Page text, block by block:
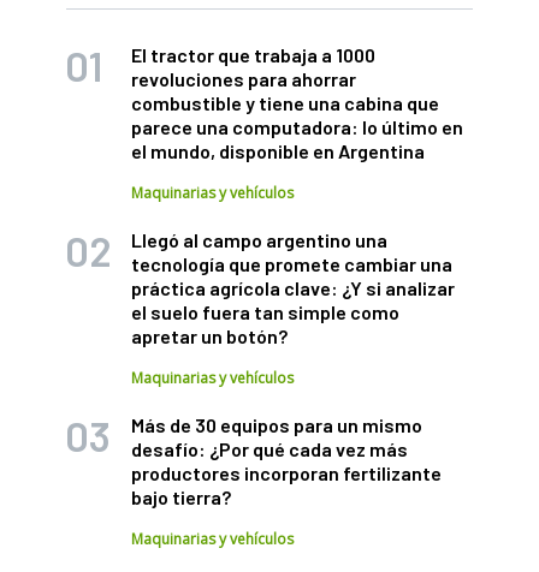
El tractor que trabaja a 1000
revoluciones para ahorrar
combustible y tiene una cabina que
parece una computadora: lo último en
el mundo, disponible en Argentina
Maquinarias y vehículos
Llegó al campo argentino una
tecnología que promete cambiar una
práctica agrícola clave: ¿Y si analizar
el suelo fuera tan simple como
apretar un botón?
Maquinarias y vehículos
Más de 30 equipos para un mismo
desafío: ¿Por qué cada vez más
productores incorporan fertilizante
bajo tierra?
Maquinarias y vehículos